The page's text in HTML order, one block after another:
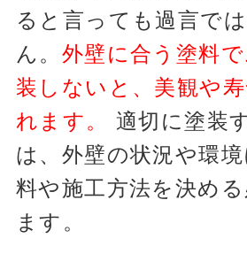
ると言っても過言で
ん。 外壁に合う塗料
装しないと、美観や
れます。
適切に塗装
は、外壁の状況や環
料や施工方法を決める
ます。